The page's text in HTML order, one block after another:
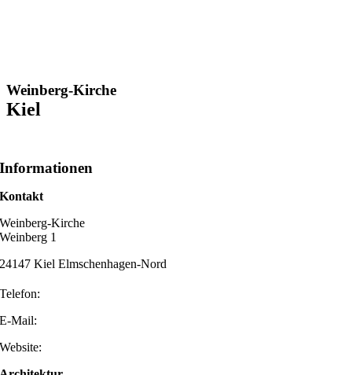
Weinberg-Kirche
Kiel
Informationen
Kontakt
Weinberg-Kirche
Weinberg 1
24147 Kiel Elmschenhagen-Nord
Telefon:
E-Mail:
Website: